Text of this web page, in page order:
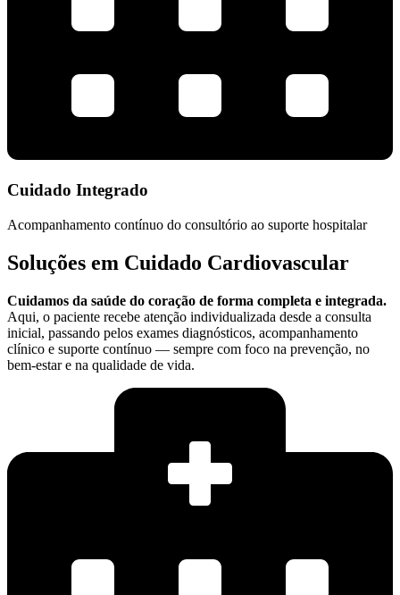
Cuidado Integrado
Acompanhamento contínuo do consultório ao suporte hospitalar
Soluções em Cuidado Cardiovascular
Cuidamos da saúde do coração de forma completa e integrada.
Aqui, o paciente recebe atenção individualizada desde a consulta
inicial, passando pelos exames diagnósticos, acompanhamento
clínico e suporte contínuo — sempre com foco na prevenção, no
bem-estar e na qualidade de vida.